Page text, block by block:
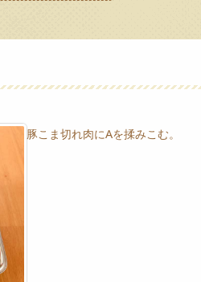
豚こま切れ肉にAを揉みこむ。